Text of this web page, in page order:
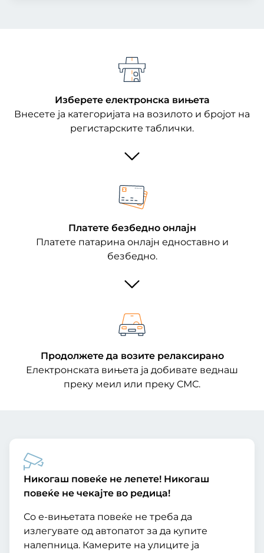
Изберете електронска вињета
Внесете ја категоријата на возилото и бројот на
регистарските таблички.
Платете безбедно онлајн
Платете патарина онлајн едноставно и
безбедно.
Продолжете да возите релаксирано
Електронската вињета ја добивате веднаш
преку меил или преку СМС.
Никогаш повеќе не лепете! Никогаш
повеќе не чекајте во редица!
Со е-вињетата повеќе не треба да
излегувате од автопатот за да купите
налепница. Камерите на улиците ја